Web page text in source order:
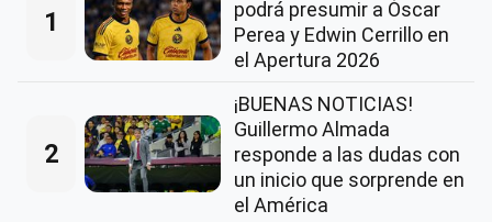
1
podrá presumir a Óscar
Perea y Edwin Cerrillo en
el Apertura 2026
2
¡BUENAS NOTICIAS!
Guillermo Almada
responde a las dudas con
un inicio que sorprende en
el América